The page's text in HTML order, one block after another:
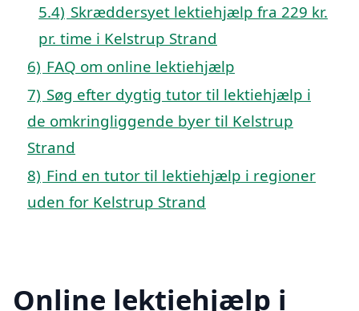
5.4) Skræddersyet lektiehjælp fra 229 kr.
pr. time i Kelstrup Strand
6) FAQ om online lektiehjælp
7) Søg efter dygtig tutor til lektiehjælp i
de omkringliggende byer til Kelstrup
Strand
8) Find en tutor til lektiehjælp i regioner
uden for Kelstrup Strand
Online lektiehjælp i